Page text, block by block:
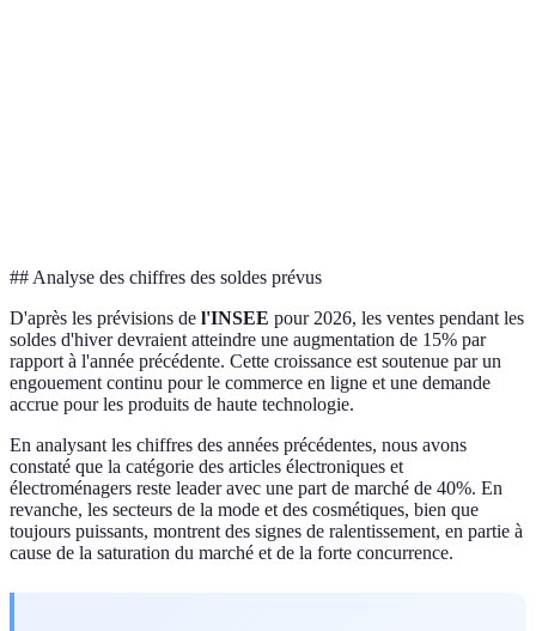
## Analyse des chiffres des soldes prévus
D'après les prévisions de l'INSEE pour 2026, les ventes pendant les
soldes d'hiver devraient atteindre une augmentation de 15% par
rapport à l'année précédente. Cette croissance est soutenue par un
engouement continu pour le commerce en ligne et une demande
accrue pour les produits de haute technologie.
En analysant les chiffres des années précédentes, nous avons
constaté que la catégorie des articles électroniques et
électroménagers reste leader avec une part de marché de 40%. En
revanche, les secteurs de la mode et des cosmétiques, bien que
toujours puissants, montrent des signes de ralentissement, en partie à
cause de la saturation du marché et de la forte concurrence.